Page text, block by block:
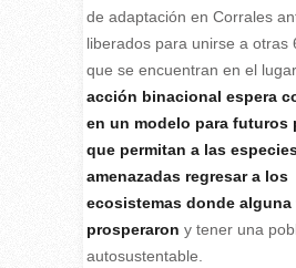
de adaptación en Corrales
liberados para unirse a otras
que se encuentran en el lugar.
acción binacional espera
en un modelo para futuros
que permitan a las
amenazadas regresar a los
ecosistemas donde alguna
prosperaron y tener una
autosustentable.